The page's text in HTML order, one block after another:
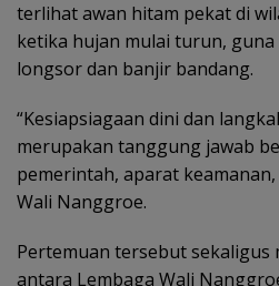
terlihat awan hitam pekat di
ketika hujan mulai turun,
longsor dan banjir bandang.
“Kesiapsiagaan dini dan
merupakan tanggung jawab
pemerintah, aparat
Wali Nanggroe.
Pertemuan tersebut
antara Lembaga Wali